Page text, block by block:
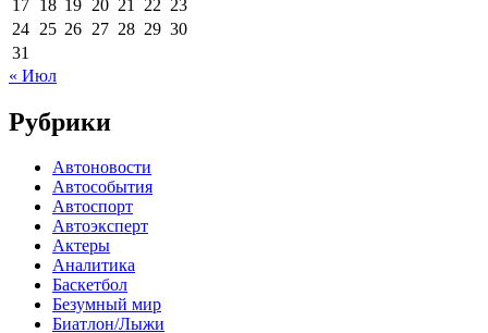
17 18 19 20 21 22 23
24 25 26 27 28 29 30
31
« Июл
Рубрики
Автоновости
Автособытия
Автоспорт
Автоэксперт
Актеры
Аналитика
Баскетбол
Безумный мир
Биатлон/Лыжи